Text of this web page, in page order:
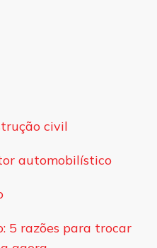
civil
automobilístico
5 razões para trocar